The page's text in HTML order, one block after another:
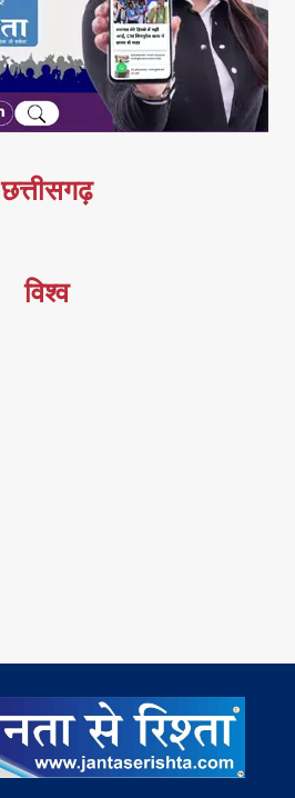
छत्तीसगढ़
विश्व